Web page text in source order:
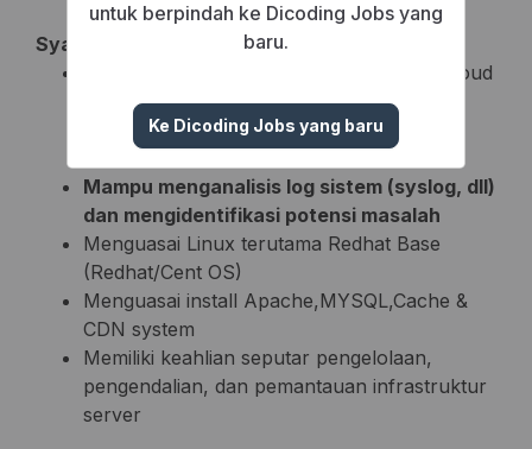
untuk berpindah ke Dicoding Jobs yang
baru.
Ke Dicoding Jobs yang baru
Syarat Pelamar
pengalaman di bidang cloud
system khususnya produkAMAZON WEB
SERVICES (Maintenance dan developing
Mampu menganalisis log sistem (syslog, dll)
dan mengidentifikasi potensi masalah
Menguasai Linux terutama Redhat Base
(Redhat/Cent OS)
Menguasai install Apache,MYSQL,Cache &
CDN system
Memiliki keahlian seputar pengelolaan,
pengendalian, dan pemantauan infrastruktur
server